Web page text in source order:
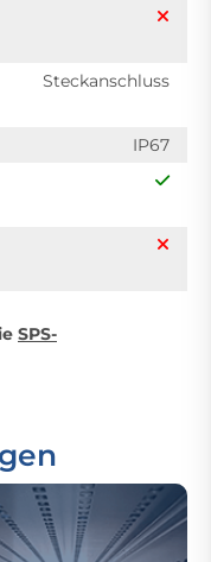
Steckanschluss
IP67
SPS-